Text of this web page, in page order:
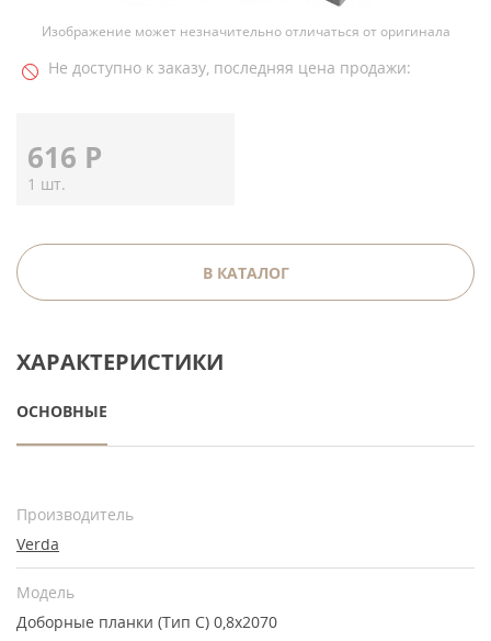
Изображение может незначительно отличаться от оригинала
Не доступно к заказу, последняя цена продажи:
616 Р
1 шт.
В КАТАЛОГ
ХАРАКТЕРИСТИКИ
ОСНОВНЫЕ
Производитель
Verda
Модель
Доборные планки (Тип С) 0,8х2070